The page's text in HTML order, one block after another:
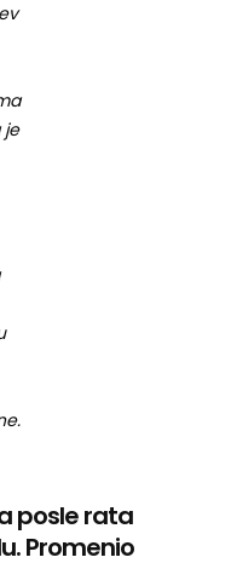
je
posle rata
Promenio